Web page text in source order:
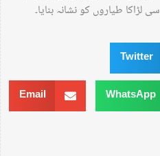
Twitter
WhatsApp
Email